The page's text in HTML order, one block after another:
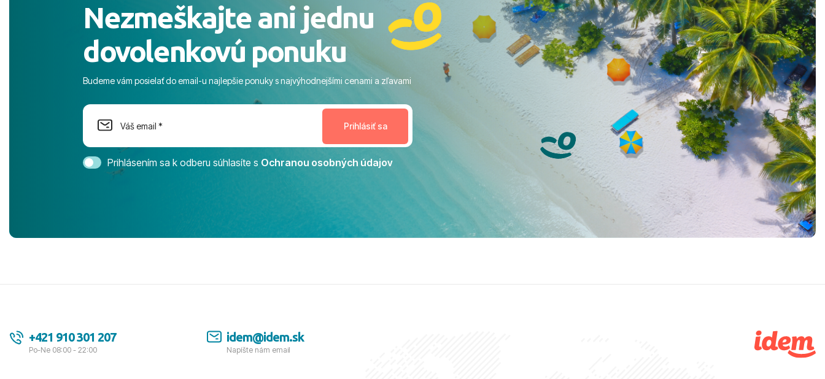
celého dňa. ​Areál a pláž: Nádherné, čisté
prostredie, veľa zelene a udržiavaná pláž
s pozvoľným vstupom do mora a teple
more. ​Program: Skvelé animácie a
na moment nenudil, no zároveň bol
dostatok priestoru na dokonalý relax. ​
Magic Life Jacaranda môžeme s čistým
svedomím odporučiť každému, kto hľadá
bezstarostnú dovolenku na vysokej
úrovni. Všetko bolo zabezpečené na
tešíme, kam s nami vyrazíte nabudúce!
Ďakujeme za skvelé spomienky. ​S
pozdravom a prianím mnohých ďalších
Nezmeškajte ani jednu
dovolenkovú ponuku
Budeme vám posielať do email-u najlepšie ponuky s najvýhodnejšími cenami a zľavami
Prihlásením sa k odberu súhlasíte s Ochranou osobných údajov
+421 910 301 207
Po-Ne 08:00 - 22:00
idem@idem.sk
Napíšte nám email